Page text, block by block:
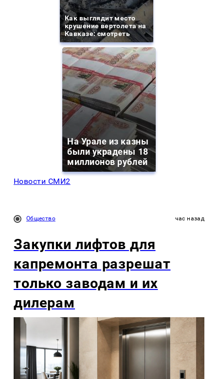
Как выглядит место
крушение вертолета на
Кавказе: смотреть
На Урале из казны
были украдены 18
миллионов рублей
Новости СМИ2
Общество час назад
Закупки лифтов для
капремонта разрешат
только заводам и их
дилерам